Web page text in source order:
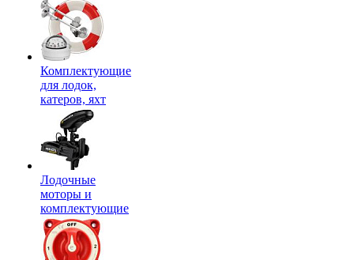
Комплектующие
для лодок,
катеров, яхт
Лодочные
моторы и
комплектующие